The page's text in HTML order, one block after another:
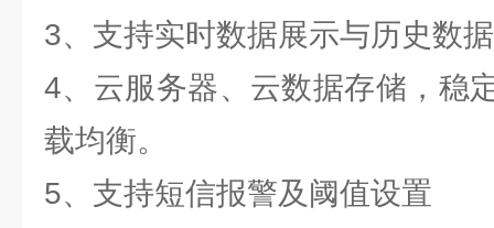
3、支持实时数据展示与历史数
4、云服务器、云数据存储，稳
载均衡。
5、支持短信报警及阈值设置